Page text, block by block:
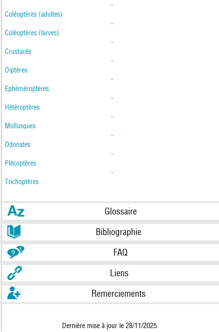
-
Coléoptères (adultes)
-
Coléoptères (larves)
-
Crustacés
-
Diptères
-
Ephéméroptères
-
Hétéroptères
-
Mollusques
-
Odonates
-
Plécoptères
-
Trichoptères
Glossaire
Bibliographie
FAQ
Liens
Remerciements
Dernière mise à jour le 28/11/2025